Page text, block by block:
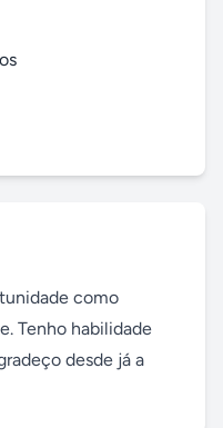
como
Tenho habilidade
desde já a